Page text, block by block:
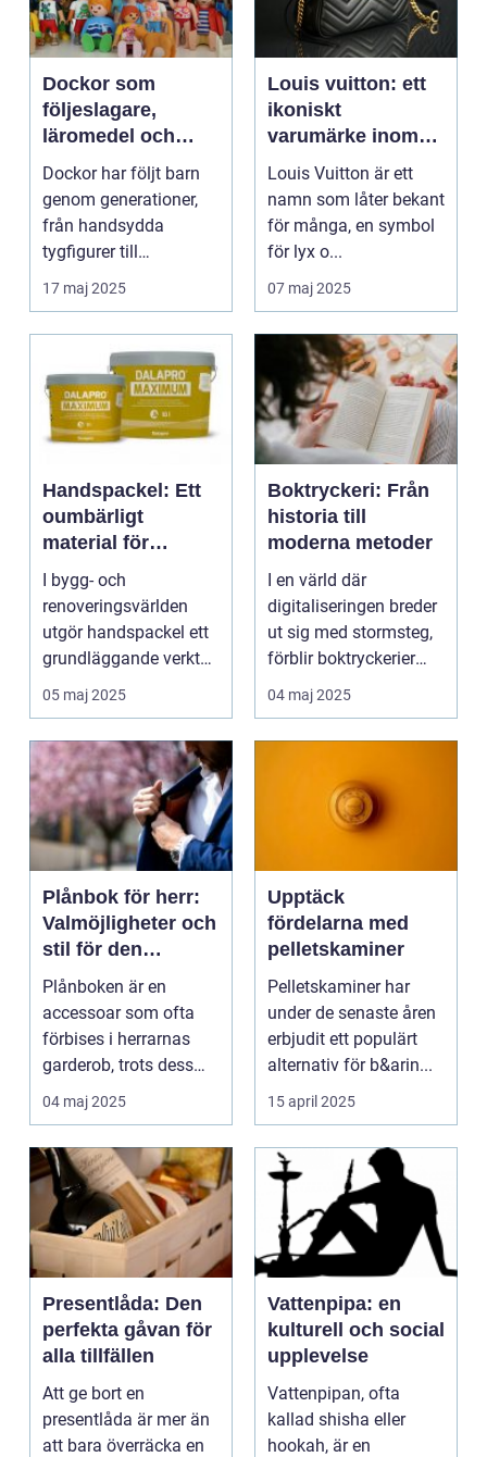
Dockor som
följeslagare,
läromedel och
minnen för livet
Dockor har följt barn
genom generationer,
från handsydda
tygfigurer till
verklighetstrogna
kompisar ...
17 maj 2025
Louis vuitton: ett
ikoniskt
varumärke inom
modevärlden
Louis Vuitton är ett
namn som låter bekant
för många, en symbol
för lyx o...
07 maj 2025
Handspackel: Ett
oumbärligt
material för
hantverkaren
I bygg- och
renoveringsvärlden
utgör handspackel ett
grundläggande verktyg
för a...
05 maj 2025
Boktryckeri: Från
historia till
moderna metoder
I en värld där
digitaliseringen breder
ut sig med stormsteg,
förblir boktryckerier
en...
04 maj 2025
Plånbok för herr:
Valmöjligheter och
stil för den
moderna mannen
Plånboken är en
accessoar som ofta
förbises i herrarnas
garderob, trots dess
betydel...
04 maj 2025
Upptäck
fördelarna med
pelletskaminer
Pelletskaminer har
under de senaste åren
erbjudit ett populärt
alternativ för b&arin...
15 april 2025
Presentlåda: Den
perfekta gåvan för
alla tillfällen
Att ge bort en
presentlåda är mer än
att bara överräcka en
Vattenpipa: en
kulturell och social
upplevelse
Vattenpipan, ofta
kallad shisha eller
hookah, är en